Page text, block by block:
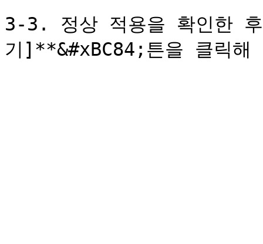
3-3. 정상 적용을 확인한